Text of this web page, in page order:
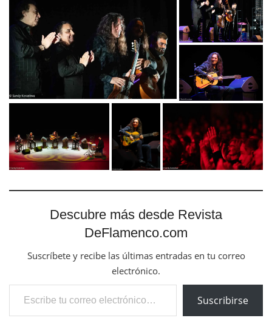
Descubre más desde Revista
DeFlamenco.com
Suscríbete y recibe las últimas entradas en tu correo
electrónico.
Escribe tu correo electrónico…
Suscribirse